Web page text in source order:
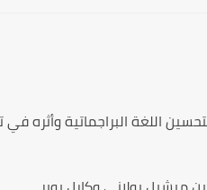
اللغة البراجماتية وأثره في